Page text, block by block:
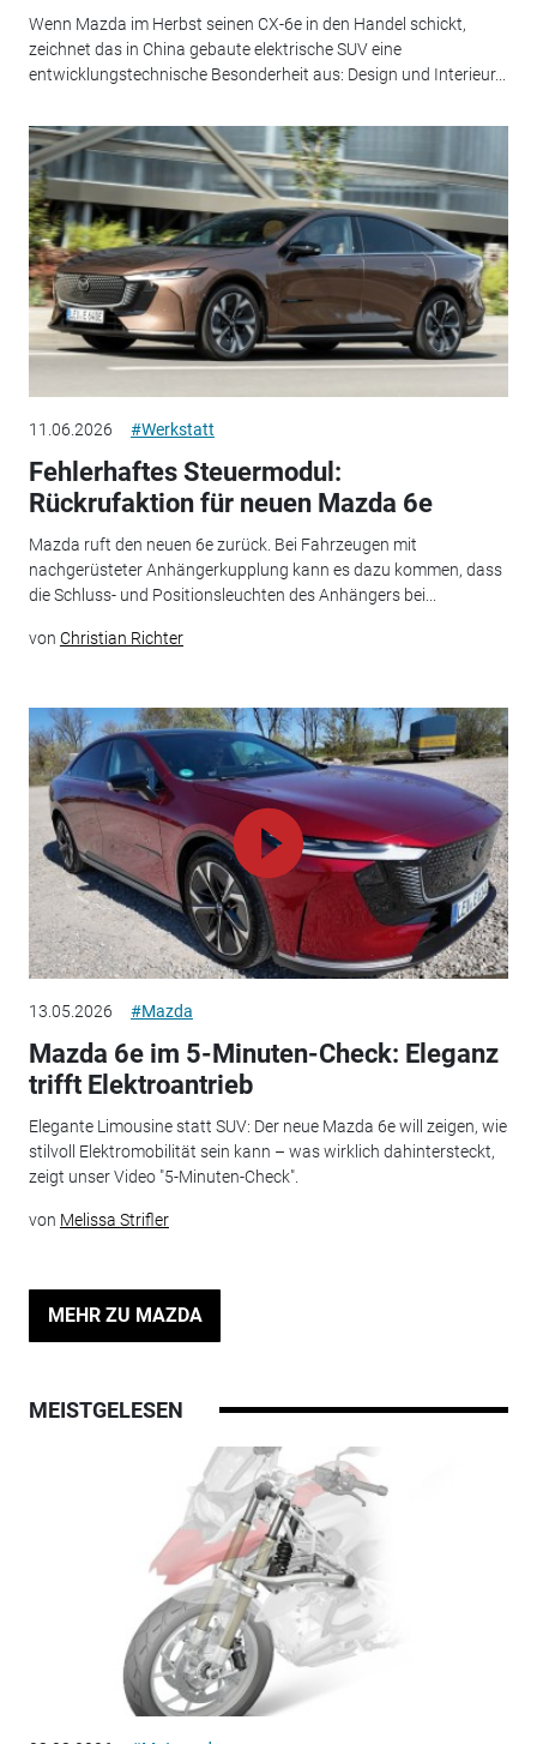
Wenn Mazda im Herbst seinen CX-6e in den Handel schickt,
zeichnet das in China gebaute elektrische SUV eine
entwicklungstechnische Besonderheit aus: Design und Interieur...
11.06.2026 #Werkstatt
Fehlerhaftes Steuermodul:
Rückrufaktion für neuen Mazda 6e
Mazda ruft den neuen 6e zurück. Bei Fahrzeugen mit
nachgerüsteter Anhängerkupplung kann es dazu kommen, dass
die Schluss- und Positionsleuchten des Anhängers bei...
von Christian Richter
13.05.2026 #Mazda
Mazda 6e im 5-Minuten-Check: Eleganz
trifft Elektroantrieb
Elegante Limousine statt SUV: Der neue Mazda 6e will zeigen, wie
stilvoll Elektromobilität sein kann – was wirklich dahintersteckt,
zeigt unser Video "5-Minuten-Check".
von Melissa Strifler
MEHR ZU MAZDA
MEISTGELESEN